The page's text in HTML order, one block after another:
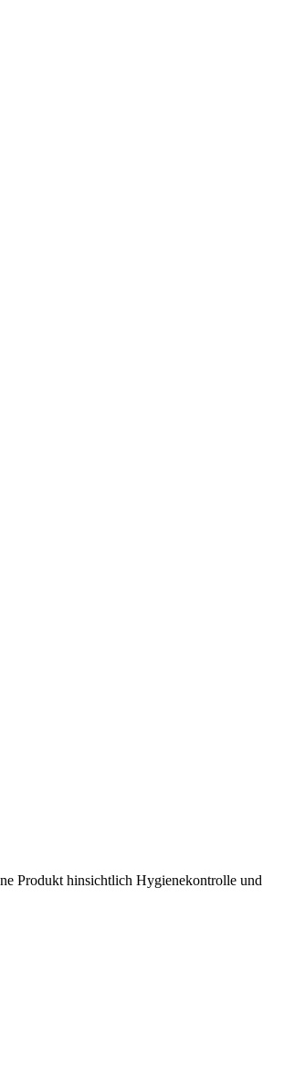
Produkt hinsichtlich Hygienekontrolle und